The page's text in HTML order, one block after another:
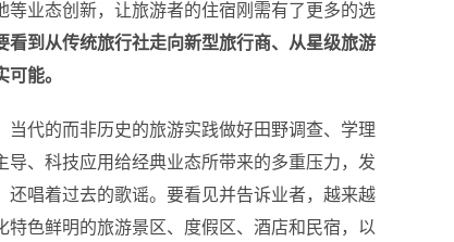
业态创新，让旅游者的住宿刚需有了更多的选
到从传统旅行社走向新型旅行商、从星级旅游
能。
代的而非历史的旅游实践做好田野调查、学理
、科技应用给经典业态所带来的多重压力，发
唱着过去的歌谣。 要看见并告诉业者，越来越
色鲜明的旅游景区、度假区、酒店和民宿，以